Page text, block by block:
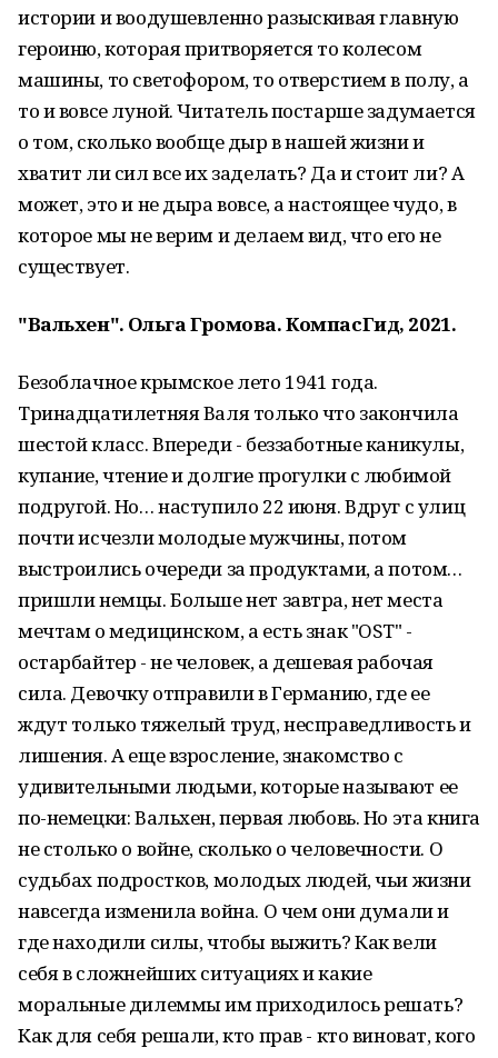
истории и воодушевленно разыскивая главную
героиню, которая притворяется то колесом
машины, то светофором, то отверстием в полу, а
то и вовсе луной. Читатель постарше задумается
о том, сколько вообще дыр в нашей жизни и
хватит ли сил все их заделать? Да и стоит ли? А
может, это и не дыра вовсе, а настоящее чудо, в
которое мы не верим и делаем вид, что его не
существует.
"Вальхен". Ольга Громова. КомпасГид, 2021.
Безоблачное крымское лето 1941 года.
Тринадцатилетняя Валя только что закончила
шестой класс. Впереди - беззаботные каникулы,
купание, чтение и долгие прогулки с любимой
подругой. Но… наступило 22 июня. Вдруг с улиц
почти исчезли молодые мужчины, потом
выстроились очереди за продуктами, а потом…
пришли немцы. Больше нет завтра, нет места
мечтам о медицинском, а есть знак "OST" -
остарбайтер - не человек, а дешевая рабочая
сила. Девочку отправили в Германию, где ее
ждут только тяжелый труд, несправедливость и
лишения. А еще взросление, знакомство с
удивительными людьми, которые называют ее
по-немецки: Вальхен, первая любовь. Но эта книга
не столько о войне, сколько о человечности. О
судьбах подростков, молодых людей, чьи жизни
навсегда изменила война. О чем они думали и
где находили силы, чтобы выжить? Как вели
себя в сложнейших ситуациях и какие
моральные дилеммы им приходилось решать?
Как для себя решали, кто прав - кто виноват, кого